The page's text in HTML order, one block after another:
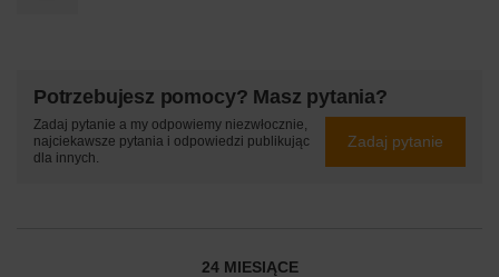
Potrzebujesz pomocy? Masz pytania?
Zadaj pytanie a my odpowiemy niezwłocznie,
najciekawsze pytania i odpowiedzi publikując
dla innych.
Zadaj pytanie
24 MIESIĄCE